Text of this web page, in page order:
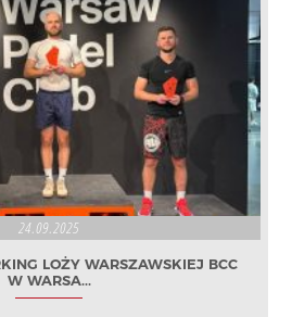
24.09.2025
LOŻY WARSZAWSKIEJ BCC
W WARSA...